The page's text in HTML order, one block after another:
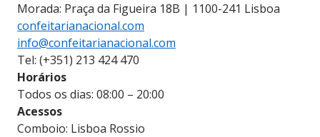
Morada: Praça da Figueira 18B | 1100-241 Lisboa
confeitarianacional.com
info@confeitarianacional.com
Tel: (+351) 213 424 470
Horários
Todos os dias: 08:00 – 20:00
Acessos
Comboio: Lisboa Rossio